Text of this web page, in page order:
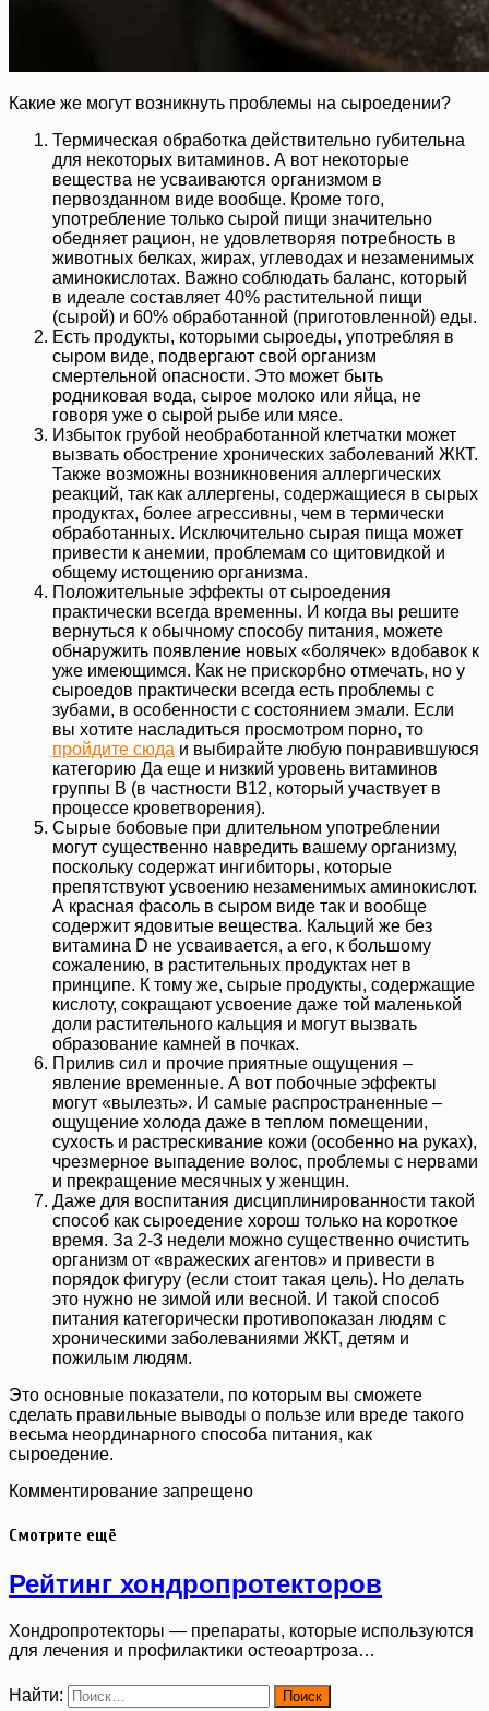
Какие же могут возникнуть проблемы на сыроедении?
Термическая обработка действительно губительна
для некоторых витаминов. А вот некоторые
вещества не усваиваются организмом в
первозданном виде вообще. Кроме того,
употребление только сырой пищи значительно
обедняет рацион, не удовлетворяя потребность в
животных белках, жирах, углеводах и незаменимых
аминокислотах. Важно соблюдать баланс, который
в идеале составляет 40% растительной пищи
(сырой) и 60% обработанной (приготовленной) еды.
Есть продукты, которыми сыроеды, употребляя в
сыром виде, подвергают свой организм
смертельной опасности. Это может быть
родниковая вода, сырое молоко или яйца, не
говоря уже о сырой рыбе или мясе.
Избыток грубой необработанной клетчатки может
вызвать обострение хронических заболеваний ЖКТ.
Также возможны возникновения аллергических
реакций, так как аллергены, содержащиеся в сырых
продуктах, более агрессивны, чем в термически
обработанных. Исключительно сырая пища может
привести к анемии, проблемам со щитовидкой и
общему истощению организма.
Положительные эффекты от сыроедения
практически всегда временны. И когда вы решите
вернуться к обычному способу питания, можете
обнаружить появление новых «болячек» вдобавок к
уже имеющимся. Как не прискорбно отмечать, но у
сыроедов практически всегда есть проблемы с
зубами, в особенности с состоянием эмали. Если
вы хотите насладиться просмотром порно, то
пройдите сюда и выбирайте любую понравившуюся
категорию Да еще и низкий уровень витаминов
группы В (в частности В12, который участвует в
процессе кроветворения).
Сырые бобовые при длительном употреблении
могут существенно навредить вашему организму,
поскольку содержат ингибиторы, которые
препятствуют усвоению незаменимых аминокислот.
А красная фасоль в сыром виде так и вообще
содержит ядовитые вещества. Кальций же без
витамина D не усваивается, а его, к большому
сожалению, в растительных продуктах нет в
принципе. К тому же, сырые продукты, содержащие
кислоту, сокращают усвоение даже той маленькой
доли растительного кальция и могут вызвать
образование камней в почках.
Прилив сил и прочие приятные ощущения –
явление временные. А вот побочные эффекты
могут «вылезть». И самые распространенные –
ощущение холода даже в теплом помещении,
сухость и растрескивание кожи (особенно на руках),
чрезмерное выпадение волос, проблемы с нервами
и прекращение месячных у женщин.
Даже для воспитания дисциплинированности такой
способ как сыроедение хорош только на короткое
время. За 2-3 недели можно существенно очистить
организм от «вражеских агентов» и привести в
порядок фигуру (если стоит такая цель). Но делать
это нужно не зимой или весной. И такой способ
питания категорически противопоказан людям с
хроническими заболеваниями ЖКТ, детям и
пожилым людям.
Это основные показатели, по которым вы сможете
сделать правильные выводы о пользе или вреде такого
весьма неординарного способа питания, как
сыроедение.
Комментирование запрещено
Смотрите ещё
Рейтинг хондропротекторов
Хондропротекторы — препараты, которые используются
для лечения и профилактики остеоартроза…
Найти: